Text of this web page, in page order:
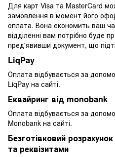
Для карт Visa та MasterCard
замовлення в момент його
оплата. Вона економить ваш
відділенні вам потрібно буде
пред'явивши документ, що
LiqPay
Оплата відбувається за
LiqPay на сайті.
Еквайринг від monobank
Оплата відбувається за
Monobank на сайті.
Безготівковий
та реквізитами